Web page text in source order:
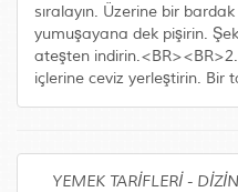
sıralayın. Üzerine bir
yumuşayana dek pişirin.
ateşten
içlerine ceviz yerleştirin. Bir
YEMEK TARİFLERİ -